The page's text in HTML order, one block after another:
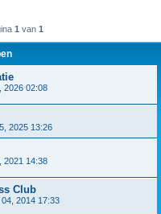
1 van 1
2026 02:08
2025 13:26
2021 14:38
Club
2014 17:33